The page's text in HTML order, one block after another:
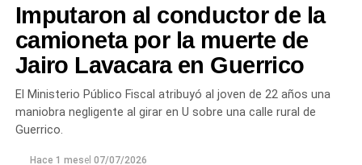
Imputaron al conductor de la
camioneta por la muerte de
Jairo Lavacara en Guerrico
El Ministerio Público Fiscal atribuyó al joven de 22 años una
maniobra negligente al girar en U sobre una calle rural de
Guerrico.
Hace 1 mesel 07/07/2026